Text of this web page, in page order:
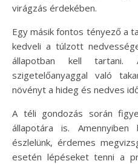
virágzás érdekében.
Egy másik fontos tényező a
kedveli a túlzott
állapotban kell tartani.
szigetelőanyaggal való
növényt a hideg és nedves
A téli gondozás során
állapotára is. Amennyiben
észlelünk, érdemes
esetén lépéseket tenni a